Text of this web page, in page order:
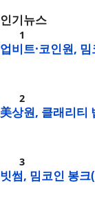
인기뉴스
업비트·코인원,
美상원, 클래리티
빗썸, 밈코인 봉